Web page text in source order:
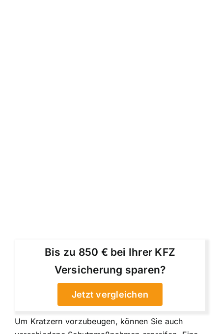
Bis zu 850 € bei Ihrer KFZ
Versicherung sparen?
Jetzt vergleichen
Um Kratzern vorzubeugen, können Sie auch